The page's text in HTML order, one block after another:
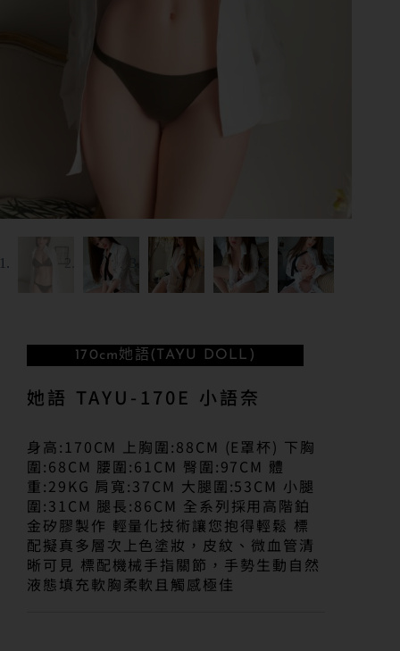
170cm她語(TAYU DOLL)
她語 TAYU-170E 小語奈
身高:170CM 上胸圍:88CM (E罩杯) 下胸
圍:68CM 腰圍:61CM 臀圍:97CM 體
重:29KG 肩寬:37CM 大腿圍:53CM 小腿
圍:31CM 腿長:86CM 全系列採用高階鉑
金矽膠製作 輕量化技術讓您抱得輕鬆 標
配擬真多層次上色塗妝，皮紋、微血管清
晰可見 標配機械手指關節，手勢生動自然
液態填充軟胸柔軟且觸感極佳